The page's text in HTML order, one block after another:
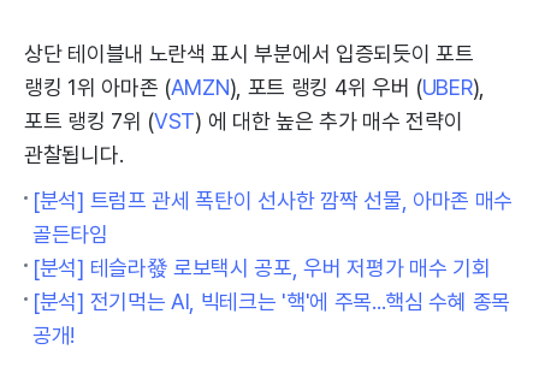
상단 테이블내 노란색 표시 부분에서 입증되듯이 포트
랭킹 1위 아마존 (AMZN), 포트 랭킹 4위 우버 (UBER),
포트 랭킹 7위 (VST) 에 대한 높은 추가 매수 전략이
관찰됩니다.
[분석] 트럼프 관세 폭탄이 선사한 깜짝 선물, 아마존 매수
골든타임
[분석] 테슬라發 로보택시 공포, 우버 저평가 매수 기회
[분석] 전기먹는 AI, 빅테크는 '핵'에 주목...핵심 수혜 종목
공개!